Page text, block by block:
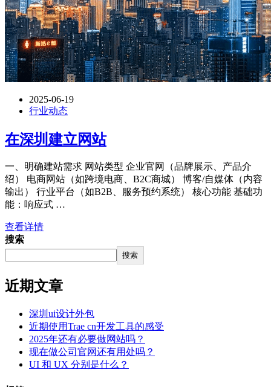
2025-06-19
行业动态
在深圳建立网站
一、明确建站需求 网站类型 企业官网（品牌展示、产品介
绍） 电商网站（如跨境电商、B2C商城） 博客/自媒体（内容
输出） 行业平台（如B2B、服务预约系统） 核心功能 基础功
能：响应式 …
查看详情
搜索
搜索
近期文章
深圳ui设计外包
近期使用Trae cn开发工具的感受
2025年还有必要做网站吗？
现在做公司官网还有用处吗？
UI 和 UX 分别是什么？